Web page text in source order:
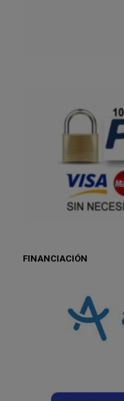
FINANCIACIÓN